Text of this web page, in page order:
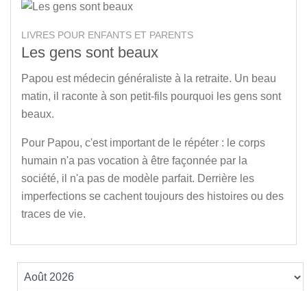
LIVRES POUR ENFANTS ET PARENTS
Les gens sont beaux
Papou est médecin généraliste à la retraite. Un beau
matin, il raconte à son petit-fils pourquoi les gens sont
beaux.
Pour Papou, c'est important de le répéter : le corps
humain n'a pas vocation à être façonnée par la
société, il n'a pas de modèle parfait. Derrière les
imperfections se cachent toujours des histoires ou des
traces de vie.